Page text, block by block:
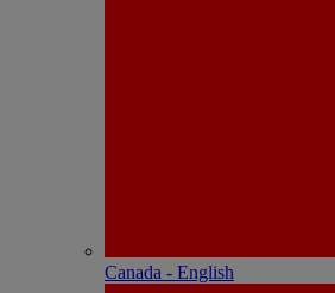
Canada - English